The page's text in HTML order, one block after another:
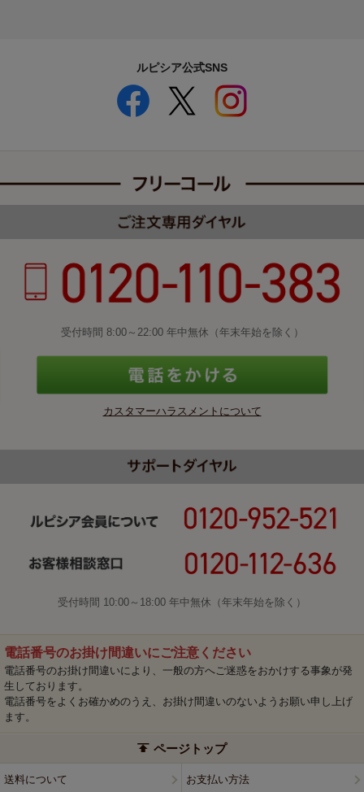
ルピシア公式SNS
受付時間 8:00～22:00 年中無休（年末年始を除く）
カスタマーハラスメントについて
受付時間 10:00～18:00 年中無休（年末年始を除く）
電話番号のお掛け間違いにご注意ください
電話番号のお掛け間違いにより、一般の方へご迷惑をおかけする事象が発
生しております。
電話番号をよくお確かめのうえ、お掛け間違いのないようお願い申し上げ
ます。
ページトップ
送料について お支払い方法